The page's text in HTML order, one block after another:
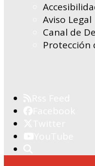
Aviso Legal
Canal de
Protección